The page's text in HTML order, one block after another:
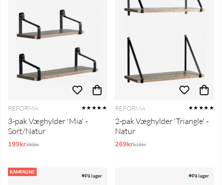
REFORMA ★★★★★
3-pak Væghylder 'Mia' -
Sort/Natur
199krNormalpris:
399kr
REFORMA ★★★★★
2-pak Væghylder 'Triangle' -
Natur
269krNormalpris:
519kr
KAMPAGNE
På lager På lager